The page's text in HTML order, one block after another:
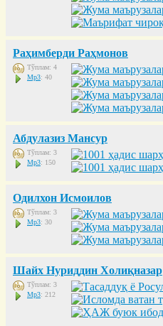
Раҳимберди Раҳмонов
Тўплам: 4
Mp3: 40
Абдулазиз Мансур
Тўплам: 3
Mp3: 150
Одилхон Исмоилов
Тўплам: 3
Mp3: 30
Шайх Нуриддин Холиқназар
Тўплам: 3
Mp3: 212